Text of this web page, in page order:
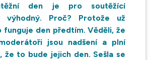
den je pro soutěžící
výhodný. Proč? Protože už
funguje den předtím. Věděli, že
jsou nadšení a plní
že to bude jejich den. Sešla se